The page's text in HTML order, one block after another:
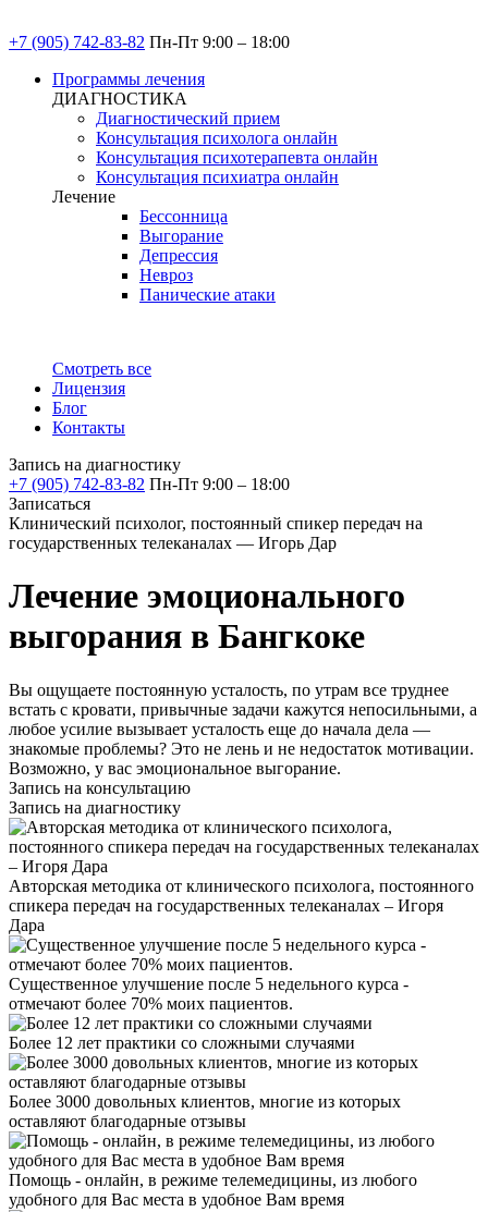
+7 (905) 742-83-82 Пн-Пт 9:00 – 18:00
Программы лечения
ДИАГНОСТИКА
Диагностический прием
Консультация психолога онлайн
Консультация психотерапевта онлайн
Консультация психиатра онлайн
Лечение
Бессонница
Выгорание
Депрессия
Невроз
Панические атаки
Смотреть все
Лицензия
Блог
Контакты
Запись на диагностику
+7 (905) 742-83-82 Пн-Пт 9:00 – 18:00
Записаться
Клинический психолог, постоянный спикер передач на
государственных телеканалах — Игорь Дар
Лечение эмоционального
выгорания в Бангкоке
Вы ощущаете постоянную усталость, по утрам все труднее
встать с кровати, привычные задачи кажутся непосильными, а
любое усилие вызывает усталость еще до начала дела —
знакомые проблемы? Это не лень и не недостаток мотивации.
Возможно, у вас эмоциональное выгорание.
Запись на консультацию
Запись на диагностику
Авторская методика от клинического психолога, постоянного
спикера передач на государственных телеканалах – Игоря
Дара
Существенное улучшение после 5 недельного курса -
отмечают более 70% моих пациентов.
Более 12 лет практики со сложными случаями
Более 3000 довольных клиентов, многие из которых
оставляют благодарные отзывы
Помощь - онлайн, в режиме телемедицины, из любого
удобного для Вас места в удобное Вам время